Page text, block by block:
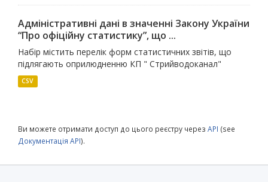
Адміністративні дані в значенні Закону України
“Про офіційну статистику”, що ...
Набір містить перелік форм статистичних звітів, що
підлягають оприлюдненню КП " Стрийводоканал"
CSV
Ви можете отримати доступ до цього реєстру через API (see
Документація API).